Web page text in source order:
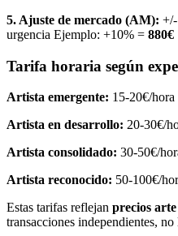
5. Ajuste de mercado (AM):
urgencia Ejemplo: +10% = 880€
Tarifa horaria según
Artista emergente: 15-20€/hora
Artista en desarrollo: 20-30€/
Artista consolidado: 30-50€/
Artista reconocido: 50-100€/
Estas tarifas reflejan precios
transacciones independientes,